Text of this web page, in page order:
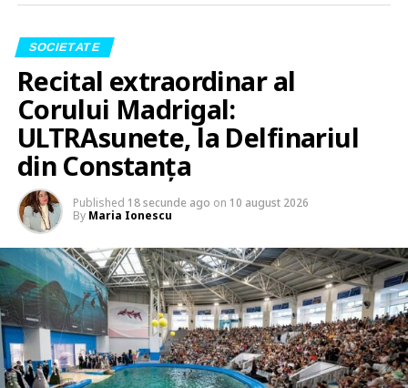
SOCIETATE
Recital extraordinar al
Corului Madrigal:
ULTRAsunete, la Delfinariul
din Constanța
Published 18 secunde ago on 10 august 2026
By Maria Ionescu